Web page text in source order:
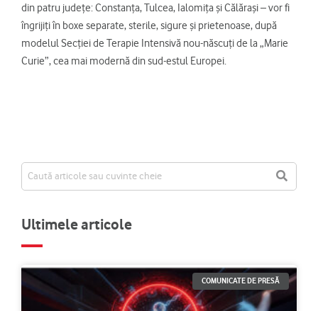
din patru județe: Constanța, Tulcea, Ialomița și Călărași – vor fi
îngrijiți în boxe separate, sterile, sigure și prietenoase, după
modelul Secției de Terapie Intensivă nou-născuți de la „Marie
Curie”, cea mai modernă din sud-estul Europei.
Ultimele articole
COMUNICATE DE PRESĂ